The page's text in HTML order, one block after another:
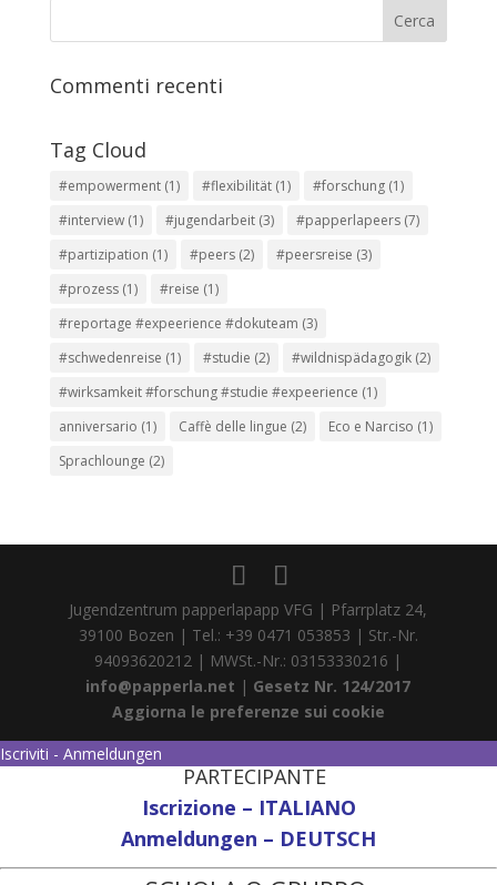
Commenti recenti
Tag Cloud
#empowerment(1) #flexibilität(1) #forschung(1)
#interview(1) #jugendarbeit(3) #papperlapeers(7)
#partizipation (1) #peers(2) #peersreise (3)
#prozess(1) #reise (1)
#reportage #expeerience #dokuteam (3)
#schwedenreise (1) #studie (2) #wildnispädagogik(2)
#wirksamkeit #forschung #studie #expeerience (1)
anniversario (1) Caffè delle lingue (2) Eco e Narciso (1)
Sprachlounge (2)
Jugendzentrum papperlapapp VFG | Pfarrplatz 24,
39100 Bozen | Tel.: +39 0471 053853 | Str.-Nr.
94093620212 | MWSt.-Nr.: 03153330216 |
info@papperla.net | Gesetz Nr. 124/2017
Aggiorna le preferenze sui cookie
Iscriviti - Anmeldungen
PARTECIPANTE
Iscrizione – ITALIANO
Anmeldungen – DEUTSCH